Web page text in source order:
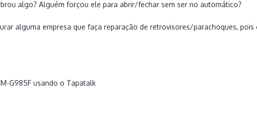
algo? Alguém forçou ele para abrir/fechar sem ser no automático?
alguma empresa que faça reparação de retrovisores/parachoques,
G985F usando o Tapatalk